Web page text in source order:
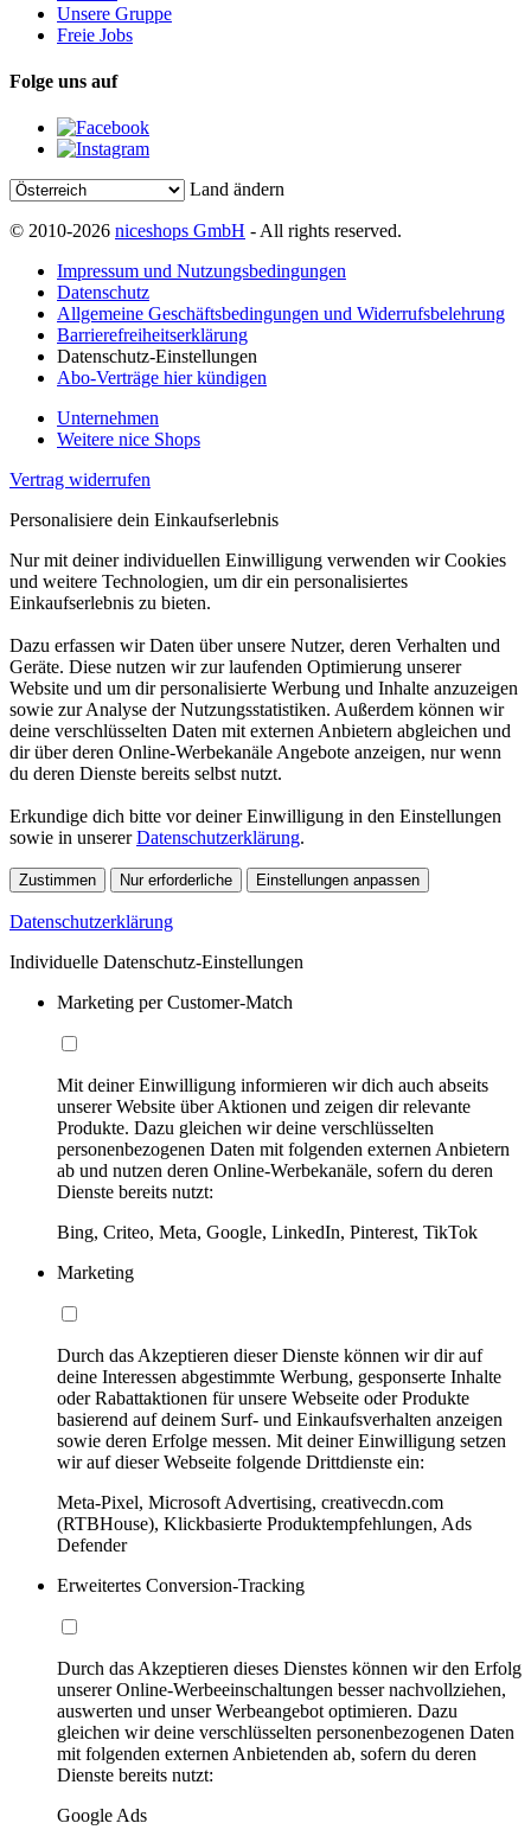
Unsere Gruppe
Freie Jobs
Folge uns auf
Land ändern
© 2010-2026 niceshops GmbH - All rights reserved.
Impressum und Nutzungsbedingungen
Datenschutz
Allgemeine Geschäftsbedingungen und Widerrufsbelehrung
Barrierefreiheitserklärung
Datenschutz-Einstellungen
Abo-Verträge hier kündigen
Unternehmen
Weitere nice Shops
Vertrag widerrufen
Personalisiere dein Einkaufserlebnis
Nur mit deiner individuellen Einwilligung verwenden wir Cookies
und weitere Technologien, um dir ein personalisiertes
Einkaufserlebnis zu bieten.
Dazu erfassen wir Daten über unsere Nutzer, deren Verhalten und
Geräte. Diese nutzen wir zur laufenden Optimierung unserer
Website und um dir personalisierte Werbung und Inhalte anzuzeigen
sowie zur Analyse der Nutzungsstatistiken. Außerdem können wir
deine verschlüsselten Daten mit externen Anbietern abgleichen und
dir über deren Online-Werbekanäle Angebote anzeigen, nur wenn
du deren Dienste bereits selbst nutzt.
Erkundige dich bitte vor deiner Einwilligung in den Einstellungen
sowie in unsererDatenschutzerklärung.
Zustimmen Nur erforderliche Einstellungen anpassen
Datenschutzerklärung
Individuelle Datenschutz-Einstellungen
Marketing per Customer-Match
Mit deiner Einwilligung informieren wir dich auch abseits
unserer Website über Aktionen und zeigen dir relevante
Produkte. Dazu gleichen wir deine verschlüsselten
personenbezogenen Daten mit folgenden externen Anbietern
ab und nutzen deren Online-Werbekanäle, sofern du deren
Dienste bereits nutzt:
Bing, Criteo, Meta, Google, LinkedIn, Pinterest, TikTok
Marketing
Durch das Akzeptieren dieser Dienste können wir dir auf
deine Interessen abgestimmte Werbung, gesponserte Inhalte
oder Rabattaktionen für unsere Webseite oder Produkte
basierend auf deinem Surf- und Einkaufsverhalten anzeigen
sowie deren Erfolge messen. Mit deiner Einwilligung setzen
wir auf dieser Webseite folgende Drittdienste ein:
Meta-Pixel, Microsoft Advertising, creativecdn.com
(RTBHouse), Klickbasierte Produktempfehlungen, Ads
Defender
Erweitertes Conversion-Tracking
Durch das Akzeptieren dieses Dienstes können wir den Erfolg
unserer Online-Werbeeinschaltungen besser nachvollziehen,
auswerten und unser Werbeangebot optimieren. Dazu
gleichen wir deine verschlüsselten personenbezogenen Daten
mit folgenden externen Anbietenden ab, sofern du deren
Dienste bereits nutzt:
Google Ads